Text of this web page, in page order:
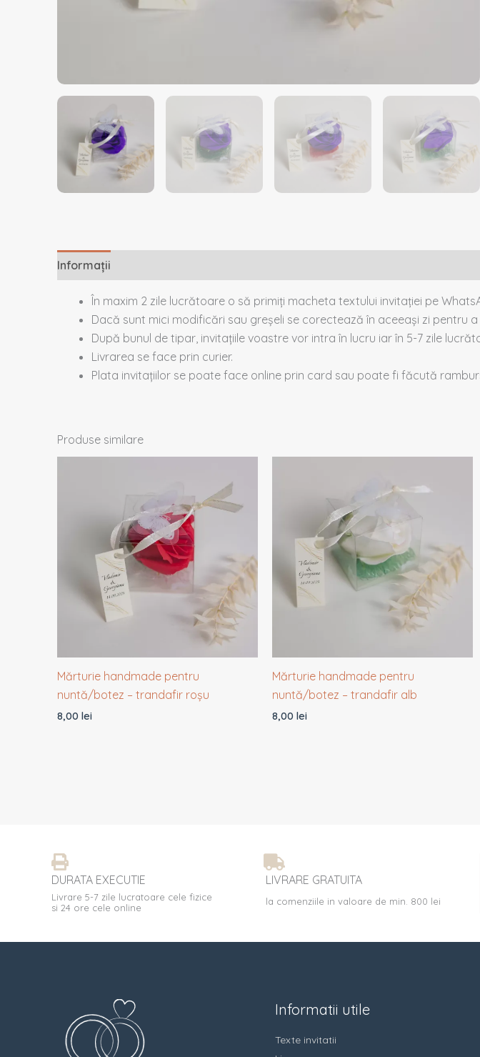
Informații
În maxim 2 zile lucrătoare o să primiți macheta textului invitației pe
Dacă sunt mici modificări sau greșeli se corectează în aceeași zi pentru
După bunul de tipar, invitațiile voastre vor intra în lucru iar în 5-7 zile
Livrarea se face prin curier.
Plata invitațiilor se poate face online prin card sau poate fi făcută
Produse similare
Mărturie handmade pentru
nuntă/botez – trandafir roșu
8,00 lei
Mărturie handmade pentru
nuntă/botez – trandafir alb
8,00 lei
DURATA EXECUTIE
Livrare 5-7 zile lucratoare cele fizice
si 24 ore cele online
LIVRARE GRATUITA
la comenziile in valoare de min. 800 lei
Informatii utile
Texte invitatii